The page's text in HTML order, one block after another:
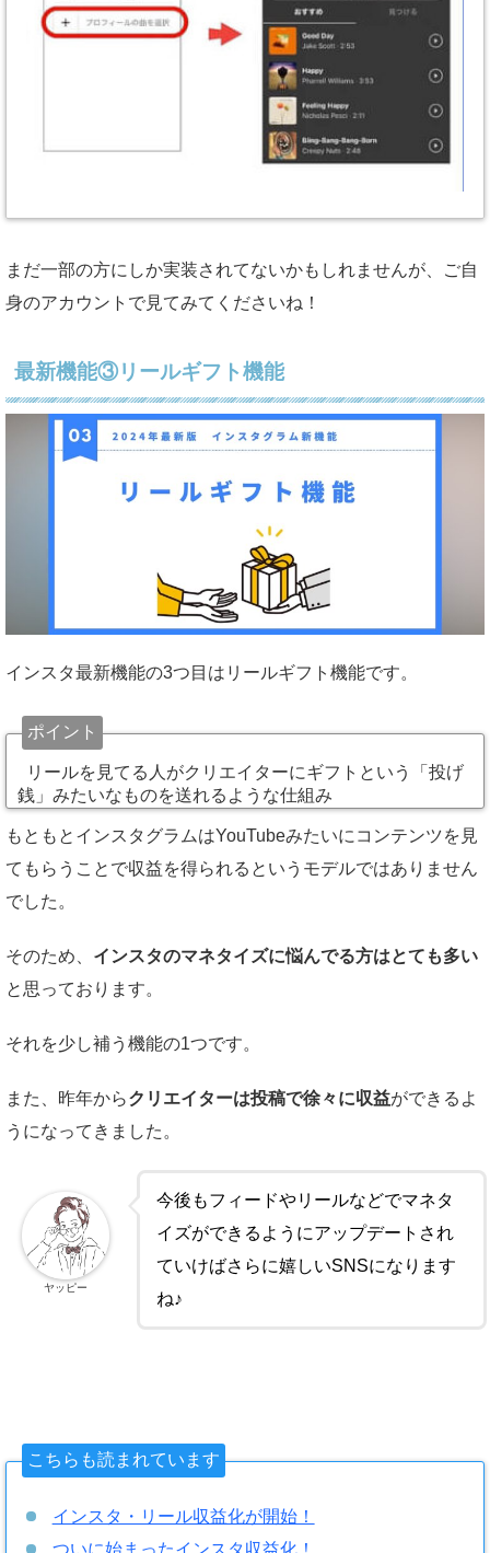
まだ一部の方にしか実装されてないかもしれませんが、ご自
身のアカウントで見てみてくださいね！
最新機能③リールギフト機能
インスタ最新機能の3つ目はリールギフト機能です。
ポイント
リールを見てる人がクリエイターにギフトという「投げ
銭」みたいなものを送れるような仕組み
もともとインスタグラムはYouTubeみたいにコンテンツを見
てもらうことで収益を得られるというモデルではありません
でした。
そのため、 インスタのマネタイズに悩んでる方はとても多い
と思っております。
それを少し補う機能の1つです。
また、昨年からクリエイターは投稿で徐々に収益ができるよ
うになってきました。
今後もフィードやリールなどでマネタ
イズができるようにアップデートされ
ていけばさらに嬉しいSNSになります
ね♪
ヤッピー
こちらも読まれています
インスタ・リール収益化が開始！
ついに始まったインスタ収益化！